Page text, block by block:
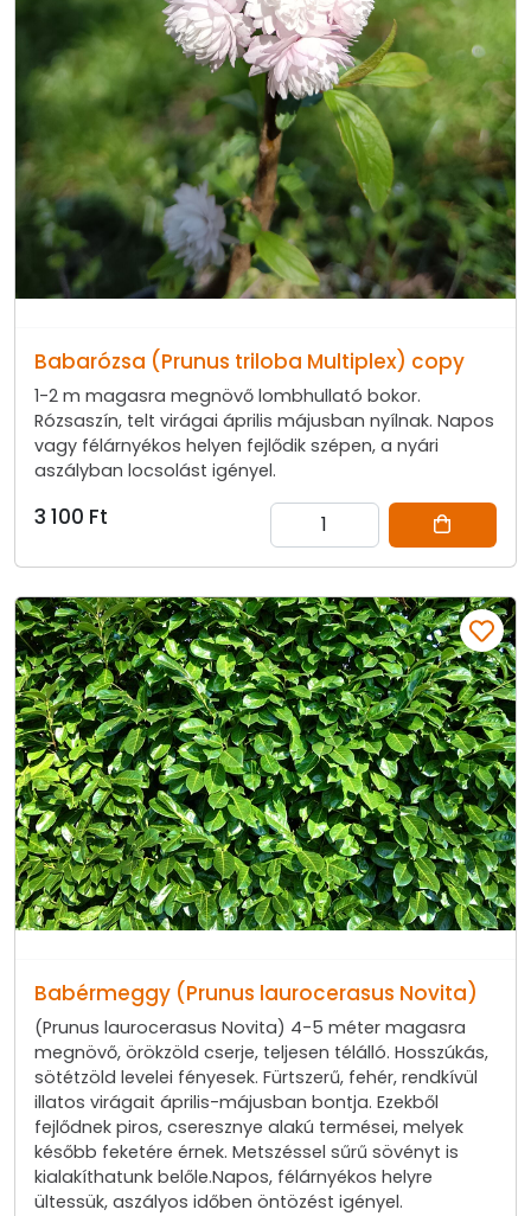
Babarózsa (Prunus triloba Multiplex) copy
1-2 m magasra megnövő lombhullató bokor.
Rózsaszín, telt virágai április májusban nyílnak. Napos
vagy félárnyékos helyen fejlődik szépen, a nyári
aszályban locsolást igényel.
3 100 Ft
Babérmeggy (Prunus laurocerasus Novita)
(Prunus laurocerasus Novita) 4-5 méter magasra
megnövő, örökzöld cserje, teljesen télálló. Hosszúkás,
sötétzöld levelei fényesek. Fürtszerű, fehér, rendkívül
illatos virágait április-májusban bontja. Ezekből
fejlődnek piros, cseresznye alakú termései, melyek
később feketére érnek. Metszéssel sűrű sövényt is
kialakíthatunk belőle.Napos, félárnyékos helyre
ültessük, aszályos időben öntözést igényel.